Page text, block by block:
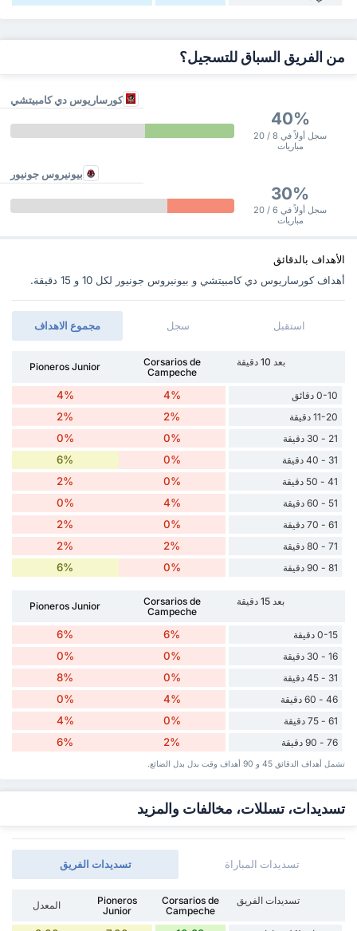
من الفريق السباق للتسجيل؟
كورساريوس دي كامبيتشي
40%
سجل أولاً في 8 / 20
مباريات
بيونيروس جونيور
30%
سجل أولاً في 6 / 20
مباريات
الأهداف بالدقائق
أهداف كورساريوس دي كامبيتشي و بيونيروس جونيور ‏لكل 10 و 15 دقيقة.
مجموع الاهداف سجل استقبل
بعد 10 دقيقة
Corsarios de
Campeche
Pioneros Junior
0-10 دقائق 4%
4%
11-20 دقيقة 2%
2%
21 - 30 دقيقة 0%
0%
31 - 40 دقيقة 0%
6%
41 - 50 دقيقة 0%
2%
51 - 60 دقيقة 4%
0%
61 - 70 دقيقة 0%
2%
71 - 80 دقيقة 2%
2%
81 - 90 دقيقة 0%
6%
بعد 15 دقيقة
Corsarios de
Campeche
Pioneros Junior
0-15 دقيقة 6%
6%
16 - 30 دقيقة 0%
0%
31 - 45 دقيقة 0%
8%
46 - 60 دقيقة 4%
0%
61 - 75 دقيقة 0%
4%
76 - 90 دقيقة 2%
6%
تشمل أهداف الدقائق 45 و 90 أهداف وقت ‏بدل ‏بدل الضائع.
تسديدات، تسللات، مخالفات والمزيد
تسديدات الفريق تسديدات المباراة
تسديدات الفريق
Corsarios de
Campeche
Pioneros
Junior
المعدل